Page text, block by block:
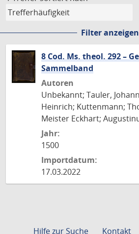
Filter anzeigen
8 Cod. Ms. theol. 292 –
Sammelband
Autoren
Unbekannt; Tauler,
Heinrich; Kuttenmann;
Meister Eckhart;
Jahr:
1500
Importdatum:
17.03.2022
Hilfe zur Suche Kontakt